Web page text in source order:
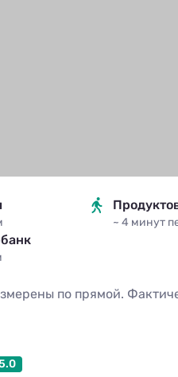
~ 4 минут
по прямой.